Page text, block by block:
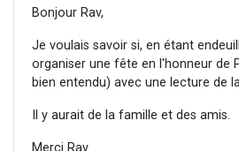
Bonjour Rav,
Je voulais savoir si, en étant
organiser une fête en l'honneur de
bien entendu) avec une lecture de
Il y aurait de la famille et des amis.